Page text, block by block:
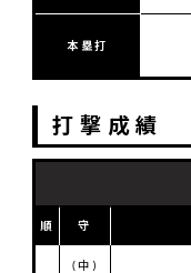
本塁打
打撃成績
順 守
(中)